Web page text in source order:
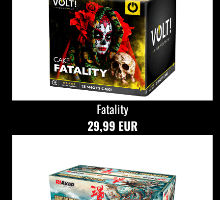
Fatality
29,99 EUR